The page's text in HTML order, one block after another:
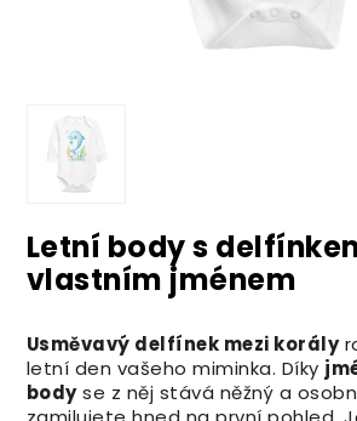
Letní body s
vlastním jménem
Usměvavý delfínek mezi korály
letní den vašeho miminka. Díky
bodyse z něj stává něžný a